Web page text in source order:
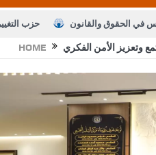
حزب في الحقوق والقانون
بيان اجتماع عمّان:دعم الوصاية الهاشمية
على شراكة فاعلة مع الإعلام
دعوة المكلفين بخدمة
القاضي
HOME وتعزيز الأمن الفكري